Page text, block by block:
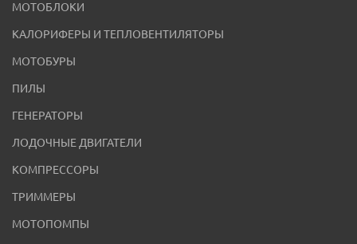
МОТОБЛОКИ
КАЛОРИФЕРЫ И ТЕПЛОВЕНТИЛЯТОРЫ
МОТОБУРЫ
ПИЛЫ
ГЕНЕРАТОРЫ
ЛОДОЧНЫЕ ДВИГАТЕЛИ
КОМПРЕССОРЫ
ТРИММЕРЫ
МОТОПОМПЫ